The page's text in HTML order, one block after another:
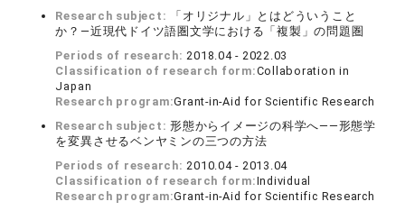
Research subject:
「オリジナル」とはどういうこと
か？―近現代ドイツ語圏文学における「複製」の問題圏
Periods of research:2018.04 - 2022.03
Classification of research form:Collaboration in
Japan
Research program:Grant-in-Aid for Scientific Research
Research subject:形態からイメージの科学へ――形態学
を変異させるベンヤミンの三つの方法
Periods of research:2010.04 - 2013.04
Classification of research form:Individual
Research program:Grant-in-Aid for Scientific Research